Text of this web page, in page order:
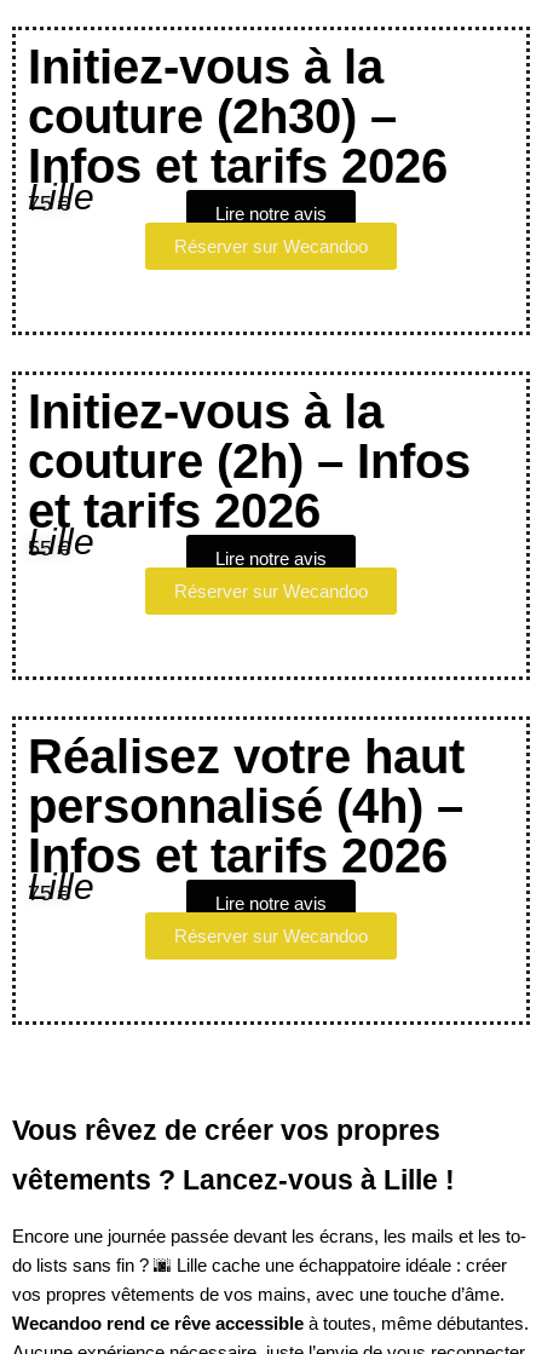
Initiez-vous à la
couture (2h30) –
Infos et tarifs 2026
Lille
75 €
Lire notre avis
Réserver sur Wecandoo
Initiez-vous à la
couture (2h) – Infos
et tarifs 2026
Lille
55 €
Lire notre avis
Réserver sur Wecandoo
Réalisez votre haut
personnalisé (4h) –
Infos et tarifs 2026
Lille
75 €
Lire notre avis
Réserver sur Wecandoo
Vous rêvez de créer vos propres
vêtements ? Lancez-vous à Lille !
Encore une journée passée devant les écrans, les mails et les to-
do lists sans fin ? 🌆 Lille cache une échappatoire idéale : créer
vos propres vêtements de vos mains, avec une touche d’âme.
Wecandoo rend ce rêve accessible à toutes, même débutantes.